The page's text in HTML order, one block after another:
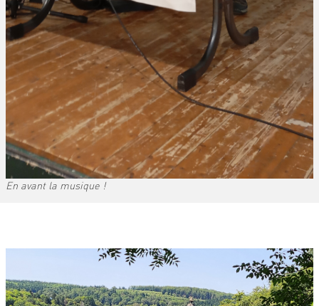
En avant la musique !